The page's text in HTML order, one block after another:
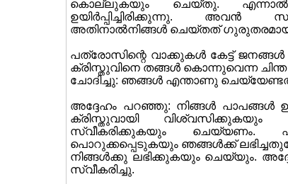
കൊല്ലുകയും ചെയ്തു.
ഉയിര്‍പ്പിച്ചിരിക്കുന്നു. അവന്‍
അതിനാല്‍നിങ്ങള്‍ ചെയ്തത്
പത്രോസിന്റെ വാക്കുകള്‍ കേട്ട്
ക്രിസ്തുവിനെ തങ്ങള്‍ കൊന്നുവെന്ന
ചോദിച്ചു: ഞങ്ങള്‍ എന്താണു
അദ്ദേഹം പറഞ്ഞു: നിങ്ങള്‍ പാപങ്ങള്‍
ക്രിസ്തുവായി വിശ്വസിക്കുകയും
സ്വീകരിക്കുകയും ചെയ്യണം.
പൊറുക്കപ്പെടുകയും ഞങ്ങള്‍ക്ക്
നിങ്ങള്‍ക്കു ലഭിക്കുകയും ചെയ്യും.
സ്വീകരിച്ചു.